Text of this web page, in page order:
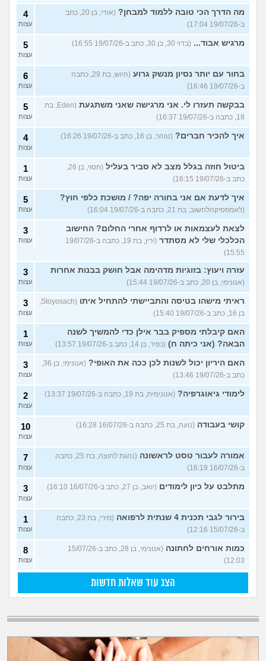
מה הדרך הכי טובה ללמוד למבחן?
(אודי, בן 20, כתב
ב-19/07/26 17:04)
4
עצות
מרגיש אבוד... (בדוי 30, בן 30, כתב ב-19/07/26 16:55) 5
עצות
בחור עם יותר נסיון מנשק גרוע
(היוש, בת 29, כתבה
ב-19/07/26 16:46)
6
עצות
בבקשה תעזרו לי. אני מרגישה שאני משתגעת
(Eden, בת
18, כתבה ב-19/07/26 16:37)
5
עצות
איך להכיר חברים? (טוהר, בן 16, כתב ב-19/07/26 16:26) 4
עצות
ביטול חוזה בגלל מצב לא סביר בעליל
(חסוי, בן 26,
כתב ב-19/07/26 16:15)
1
עצות
איך לדעת אם אני בחורה יפה? / מושכת כלפי חוץ?
(לאמפסיקהלחשוב, בת 21, כתבה ב-19/07/26 16:04)
5
עצות
לצאת לעצמאות או לרדוף אחרי החלום? החישוב
הכלכלי שלי לא מסתדר
(ירין, בת 19, כתבה ב-19/07/26
15:55)
3
עצות
עזרה ויעוץ: בזוגיות מדהימה אבל חושק בבנות אחרות
(אנונימי, בן 20, כתב ב-19/07/26 15:44)
3
עצות
ראיתי מישהו בטיסה והתביישתי להתחיל איתו
(Stoyosach,
בן 16, כתב ב-19/07/26 15:40)
3
עצות
האם קיבלתי מספיק בבר אילן כדי להמשיך לשנה
הבאה? (אני כיתה ח) (כפיר, בן 14, כתב ב-19/07/26 13:57)
1
עצות
האם היריון יכול לשנות לכן ככה את האופי?
(אנונימי, בן 36,
כתב ב-19/07/26 13:46)
3
עצות
לימודי גיאוגרפיה? (אנונימית, בת 19, כתבה ב-19/07/26 13:37) 2
עצות
קושי בעבודה (נועה, בת 25, כתבה ב-16/07/26 16:28) 10
עצות
אמורה לעבור טסט לראשונה
(נהגת לחוצה, בת 25, כתבה
ב-16/07/26 16:19)
7
עצות
מתלבט על כיון לימודים (יואב, בן 27, כתב ב-16/07/26 16:10) 3
עצות
בירור לגבי תכנית 4 שנתית לרפואה
(מירי, בת 23, כתבה
ב-15/07/26 12:16)
1
עצות
כמות אורחים לחתונה
(אנונימי, בן 28, כתב ב-15/07/26
12:03)
8
עצות
הצג עוד שאלות חדשות